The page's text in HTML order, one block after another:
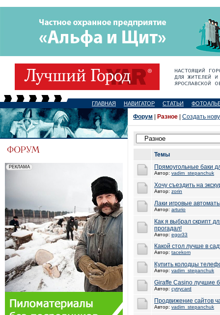
ГЛАВНАЯ НАВИГАТОР СТАТЬИ
Форум Разное Создать
Темы
Прямоугольные баки
Автор: vadim_stepanchuk
Хочу съездить на
Автор: zorin
Лаки игровые
Автор: arturio
Как я выбрал скрипт
прогадал!
Автор: egor33
Какой стол лучше в
Автор: tacekom
Купить колодцы
Автор: vadim_stepanchuk
Giraffe Casino лучшие
Автор: cytrycard
Продвижение сайтов
Автор: vadim_stepanchuk